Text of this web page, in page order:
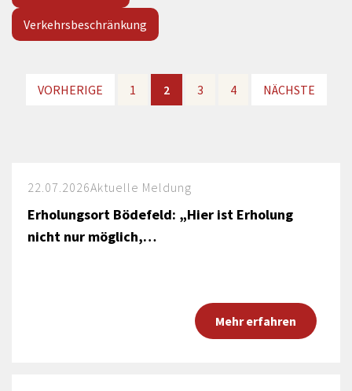
Wirtschaft
Verkehrsbeschränkung
VORHERIGE 1 2 3 4 NÄCHSTE
22.07.2026Aktuelle Meldung
Erholungsort Bödefeld: „Hier ist Erholung
nicht nur möglich,…
Mehr erfahren
VORHERIGE 1 2 3 4 NÄCHSTE